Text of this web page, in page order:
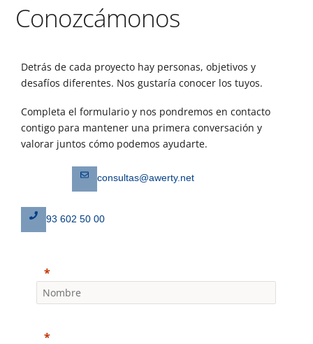
Conozcámonos
Detrás de cada proyecto hay personas, objetivos y
desafíos diferentes. Nos gustaría conocer los tuyos.
Completa el formulario y nos pondremos en contacto
contigo para mantener una primera conversación y
valorar juntos cómo podemos ayudarte.
consultas@awerty.net
93 602 50 00